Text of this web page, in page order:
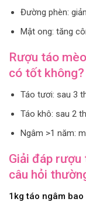
Đường phèn:
Mật ong: tăng
Rượu táo
có tốt không?
Táo tươi: sau 3
Táo khô: sau 2
Ngâm >1 năm:
Giải đáp
câu hỏi
1kg táo ngâm